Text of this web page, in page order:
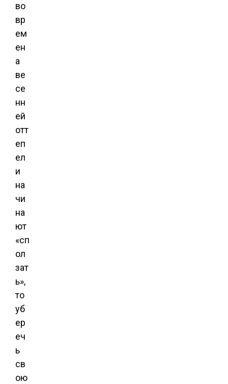
во
вр
ем
ен
а
ве
се
нн
ей
отт
еп
ел
и
на
чи
на
ют
«сп
ол
зат
ь»,
то
уб
ер
еч
ь
св
ою